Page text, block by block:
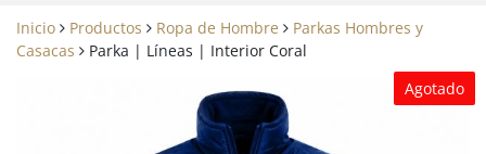
Inicio Productos Ropa de Hombre
Parkas Hombres y
Casacas
Parka | Líneas | Interior Coral
Agotado